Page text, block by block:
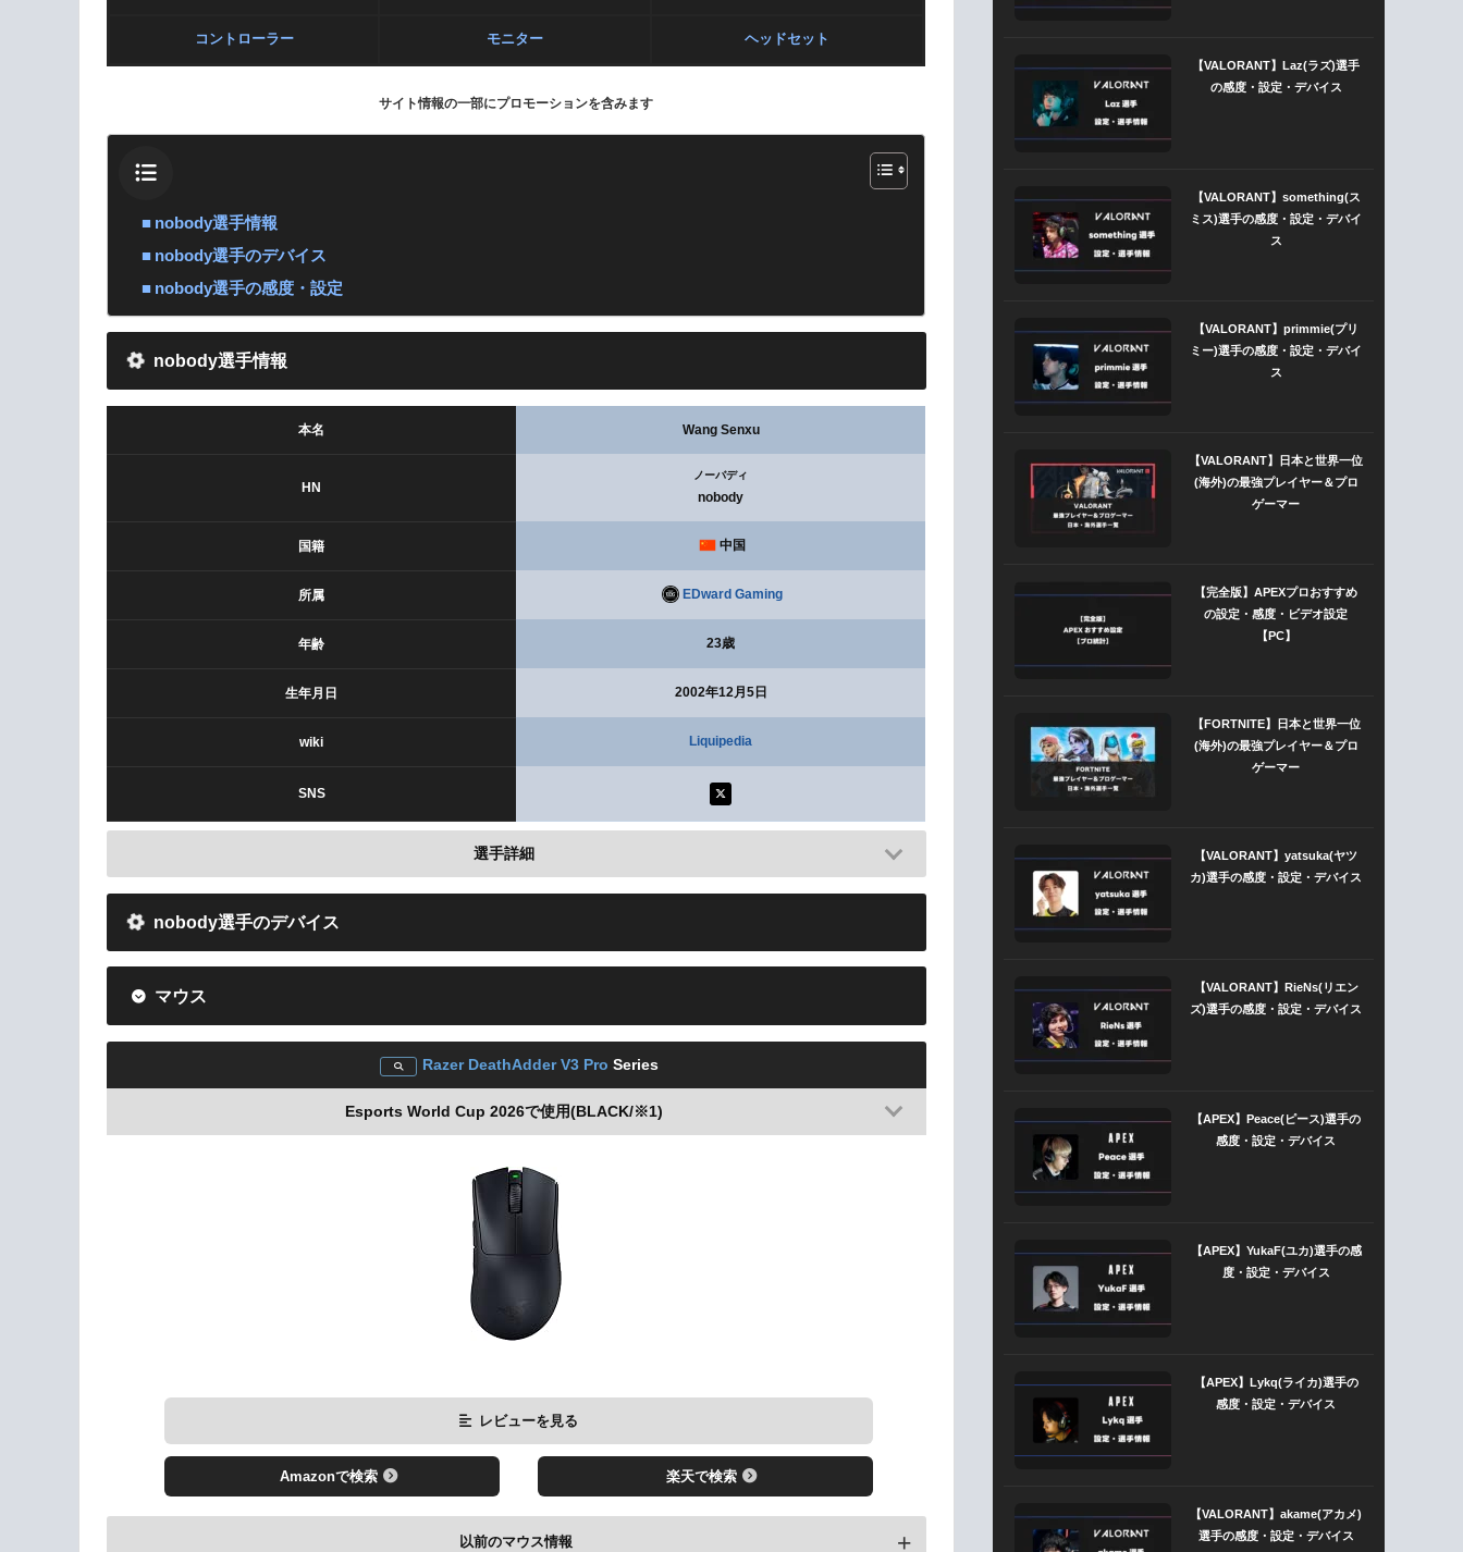
コントローラー モニター ヘッドセット
サイト情報の一部にプロモーションを含みます
nobody選手情報
nobody選手のデバイス
nobody選手の感度・設定
nobody選手情報
本名 Wang Senxu
HN
ノーバディ
nobody
国籍 中国
所属 EDward Gaming
年齢 23歳
生年月日 2002年12月5日
wiki Liquipedia
SNS
選手詳細
nobody選手のデバイス
マウス
Razer DeathAdder V3 Pro Series
Esports World Cup 2026で使用(BLACK/※1)
レビューを見る
Amazonで検索 楽天で検索
以前のマウス情報
【VALORANT】Laz(ラズ)選手
の感度・設定・デバイス
【VALORANT】something(ス
ミス)選手の感度・設定・デバイ
ス
【VALORANT】primmie(プリ
ミー)選手の感度・設定・デバイ
ス
【VALORANT】日本と世界一位
(海外)の最強プレイヤー＆プロ
ゲーマー
【完全版】APEXプロおすすめ
の設定・感度・ビデオ設定
【PC】
【FORTNITE】日本と世界一位
(海外)の最強プレイヤー＆プロ
ゲーマー
【VALORANT】yatsuka(ヤツ
カ)選手の感度・設定・デバイス
【VALORANT】RieNs(リエン
ズ)選手の感度・設定・デバイス
【APEX】Peace(ピース)選手の
感度・設定・デバイス
【APEX】YukaF(ユカ)選手の感
度・設定・デバイス
【APEX】Lykq(ライカ)選手の
感度・設定・デバイス
【VALORANT】akame(アカメ)
選手の感度・設定・デバイス